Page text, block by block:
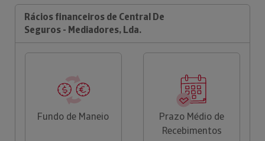
Rácios financeiros de Central De
Seguros - Mediadores, Lda.
Fundo de Maneio
Prazo Médio de
Recebimentos